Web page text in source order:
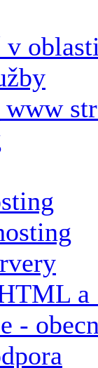
v
www
a
-